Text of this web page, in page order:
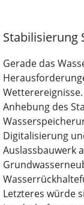
Stabilisierung
Gerade das
Anhebung des
Digitalisierung
Auslassbauwerk
Letzteres würde